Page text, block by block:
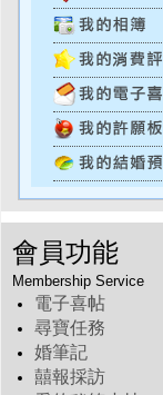
會員功能
Membership Service
電子喜帖
尋寶任務
婚筆記
囍報採訪